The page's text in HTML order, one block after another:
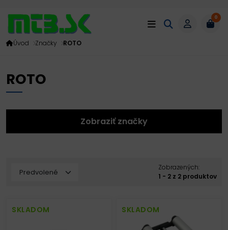
0
Úvod Značky ROTO
ROTO
Zobraziť značky
Zobrazených:
1 - 2 z 2 produktov
SKLADOM SKLADOM